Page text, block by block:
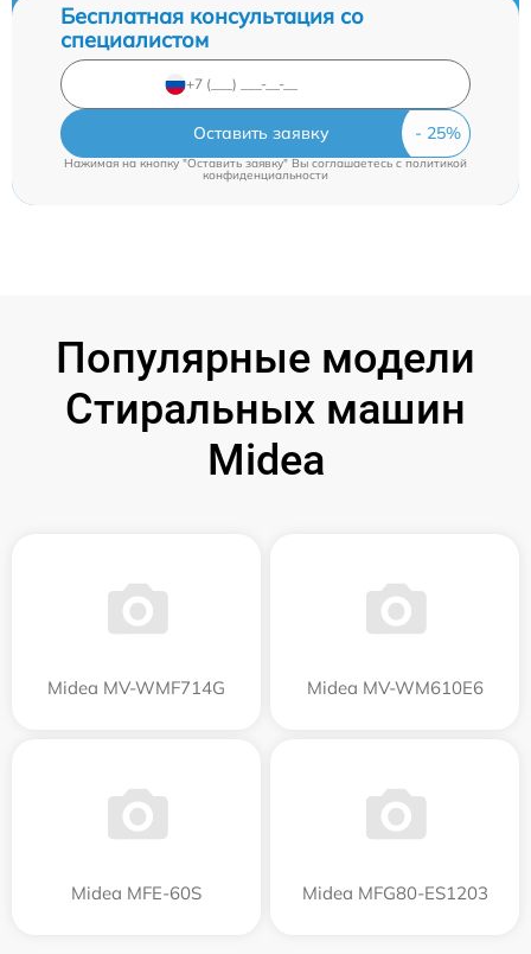
Бесплатная консультация со
специалистом
Оставить заявку
Нажимая на кнопку "Оставить заявку" Вы соглашаетесь cполитикой
конфиденциальности
Популярные модели
Стиральных машин
Midea
Midea MV-WMF714G Midea MV-WM610E6
Midea MFE-60S Midea MFG80-ES1203